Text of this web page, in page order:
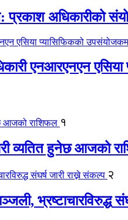
प्रकाश अधिकारीको
एनआरएनएन
१
व्यतित हुनेछ आजको
२
भ्रष्टाचारविरुद्ध